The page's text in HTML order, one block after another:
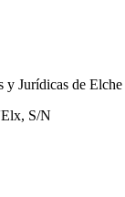
y Jurídicas de Elche
S/N